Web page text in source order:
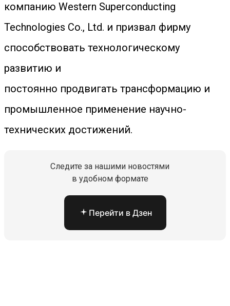
компанию Western Superconducting
Technologies Co., Ltd. и призвал фирму
способствовать технологическому
развитию и
постоянно продвигать трансформацию и
промышленное применение научно-
технических достижений.
Следите за нашими новостями
в удобном формате
Перейти в Дзен